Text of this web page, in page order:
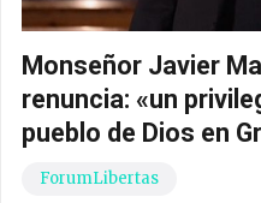
Monseñor Javier
renuncia: «un
pueblo de Dios en
ForumLibertas